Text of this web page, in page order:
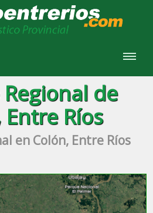
de
Entre Ríos
en Colón, Entre Ríos